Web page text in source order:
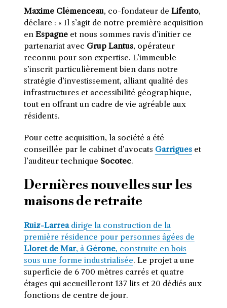
Maxime Clémenceau, co-fondateur de Lifento,
déclare : « Il s’agit de notre première acquisition
en Espagneet nous sommes ravis d’initier ce
partenariat avec Grup Lantus, opérateur
reconnu pour son expertise. L’immeuble
s’inscrit particulièrement bien dans notre
stratégie d’investissement, alliant qualité des
infrastructures et accessibilité géographique,
tout en offrant un cadre de vie agréable aux
résidents.
Pour cette acquisition, la société a été
conseillée par le cabinet d’avocats Garrigueset
l’auditeur technique Socotec.
Dernières nouvelles sur les
maisons de retraite
Ruiz-Larreadirige la construction de la
première résidence pour personnes âgées de
Lloret de Mar, à Gérone, construite en bois
sous une forme industrialisée. Le projet a une
superficie de 6 700 mètres carrés et quatre
étages qui accueilleront 137 lits et 20 dédiés aux
fonctions de centre de jour.